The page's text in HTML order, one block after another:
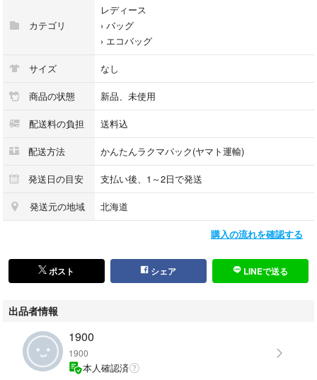
カテゴリ
レディース
› バッグ
› エコバッグ
サイズ なし
商品の状態 新品、未使用
配送料の負担 送料込
配送方法 かんたんラクマパック(ヤマト運輸)
発送日の目安 支払い後、1～2日で発送
発送元の地域 北海道
購入の流れを確認する
ポスト シェア LINEで送る
出品者情報
1900
1900
本人確認済